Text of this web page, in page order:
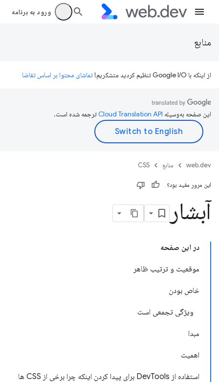
ورود به برنامه
منابع
از اینکه با Google I/O تنظیم کردید متشکریم! تماشای محتوا بر اساس تقاضا
این صفحه به‌وسیله ترجمه شده است.
web.dev منابع CSS
این مرور مفید بود؟
آبشار
در این صفحه
موقعیت و ترتیب ظاهر
خاص بودن
ویژگی تجمعی است
مبدا
اهمیت
استفاده از DevTools برای پیدا کردن اینکه چرا برخی از CSS ها